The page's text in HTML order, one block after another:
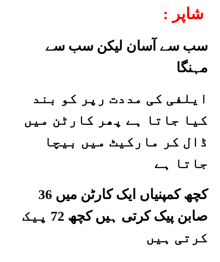
سب سے آسان لیکن سب سے
مہنگا
ایلفی کی مددت رپر کو بند
کیا جاتا ہے پھر کارٹن میں
ڈال کر مارکیٹ میں بیچا
جاتا ہے
کچھ کمپنیاں ایک کارٹن میں 36
صابن پیک کرتی ہیں کچھ 72 پیک
کرتی ہیں